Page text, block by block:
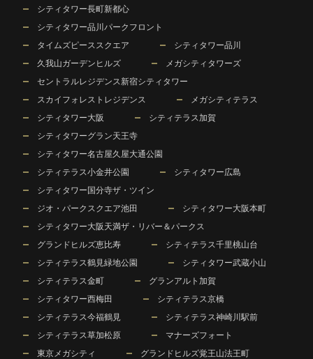
シティタワー長町新都心
シティタワー品川パークフロント
タイムズピーススクエア
シティタワー品川
久我山ガーデンヒルズ
メガシティタワーズ
セントラルレジデンス新宿シティタワー
スカイフォレストレジデンス
メガシティテラス
シティタワー大阪
シティテラス加賀
シティタワーグラン天王寺
シティタワー名古屋久屋大通公園
シティテラス小金井公園
シティタワー広島
シティタワー国分寺ザ・ツイン
ジオ・パークスクエア池田
シティタワー大阪本町
シティタワー大阪天満ザ・リバー＆パークス
グランドヒルズ恵比寿
シティテラス千里桃山台
シティテラス鶴見緑地公園
シティタワー武蔵小山
シティテラス金町
グランアルト加賀
シティタワー西梅田
シティテラス京橋
シティテラス今福鶴見
シティテラス神崎川駅前
シティテラス草加松原
マナーズフォート
東京メガシティ
グランドヒルズ覚王山法王町